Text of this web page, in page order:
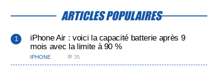
ARTICLES POPULAIRES
iPhone Air : voici la capacité batterie après 9
mois avec la limite à 90 %
IPHONE 💬 35